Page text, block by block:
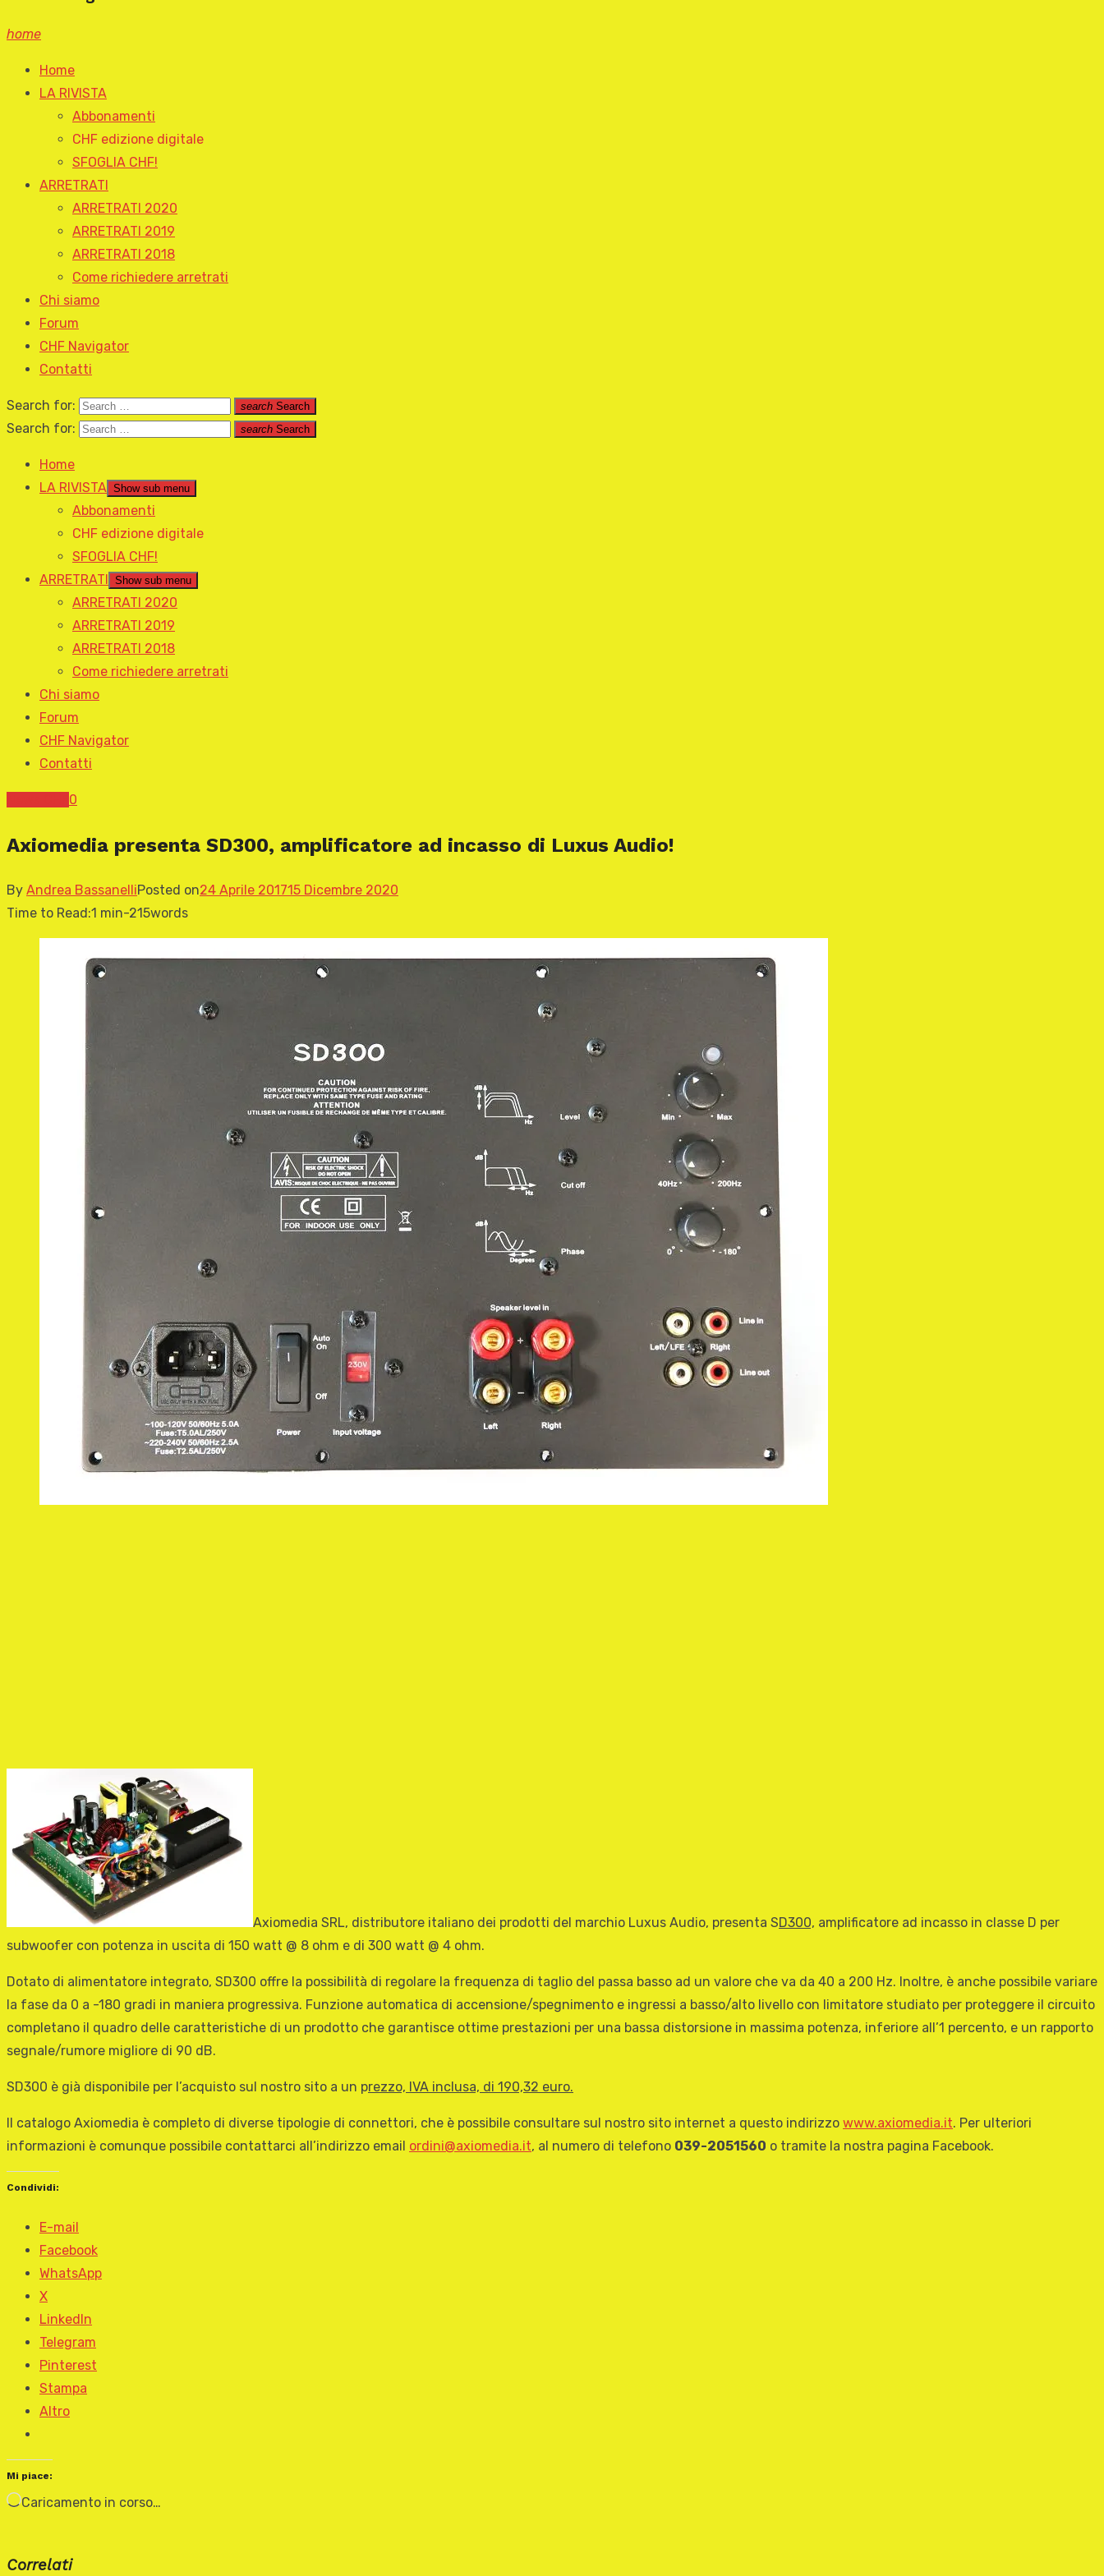
home
Home
LA RIVISTA
Abbonamenti
CHF edizione digitale
SFOGLIA CHF!
ARRETRATI
ARRETRATI 2020
ARRETRATI 2019
ARRETRATI 2018
Come richiedere arretrati
Chi siamo
Forum
CHF Navigator
Contatti
Search for: search Search
Search for: search Search
Home
LA RIVISTA Show sub menu
Abbonamenti
CHF edizione digitale
SFOGLIA CHF!
ARRETRATI
Show sub menu
ARRETRATI 2020
ARRETRATI 2019
ARRETRATI 2018
Come richiedere arretrati
Chi siamo
Forum
CHF Navigator
Contatti
0
Axiomedia presenta SD300, amplificatore ad incasso di Luxus Audio!
By Andrea BassanelliPosted on24 Aprile 201715 Dicembre 2020
Time to Read:1 min-215words
Axiomedia SRL, distributore italiano dei prodotti del marchio Luxus Audio, presenta SD300, amplificatore ad incasso in classe D per
subwoofer con potenza in uscita di 150 watt @ 8 ohm e di 300 watt @ 4 ohm.
Dotato di alimentatore integrato, SD300 offre la possibilità di regolare la frequenza di taglio del passa basso ad un valore che va da 40 a 200 Hz. Inoltre, è anche possibile variare
la fase da 0 a -180 gradi in maniera progressiva. Funzione automatica di accensione/spegnimento e ingressi a basso/alto livello con limitatore studiato per proteggere il circuito
completano il quadro delle caratteristiche di un prodotto che garantisce ottime prestazioni per una bassa distorsione in massima potenza, inferiore all’1 percento, e un rapporto
segnale/rumore migliore di 90 dB.
SD300 è già disponibile per l’acquisto sul nostro sito a un prezzo, IVA inclusa, di 190,32 euro.
Il catalogo Axiomedia è completo di diverse tipologie di connettori, che è possibile consultare sul nostro sito internet a questo indirizzo www.axiomedia.it. Per ulteriori
informazioni è comunque possibile contattarci all’indirizzo email ordini@axiomedia.it, al numero di telefono 039-2051560 o tramite la nostra pagina Facebook.
Condividi:
E-mail
Facebook
WhatsApp
X
LinkedIn
Telegram
Pinterest
Stampa
Altro
Mi piace:
Caricamento in corso…
Correlati